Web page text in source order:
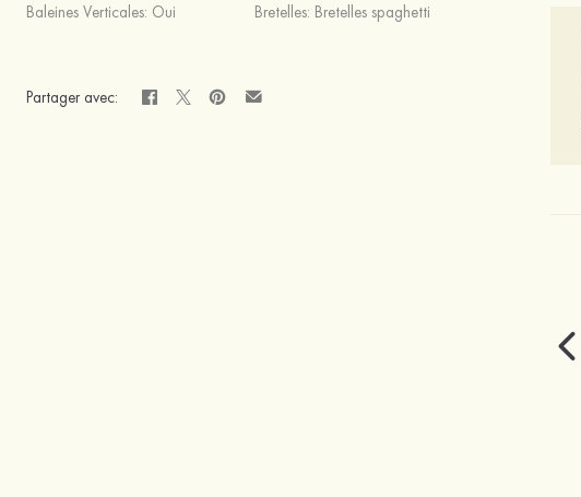
Baleines Verticales: Oui Bretelles: Bretelles spaghetti
Partager avec: